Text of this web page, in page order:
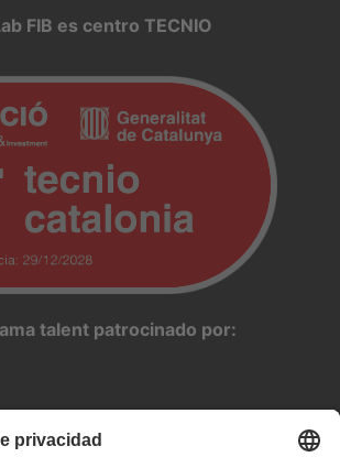
FIB es centro TECNIO
talent patrocinado por: